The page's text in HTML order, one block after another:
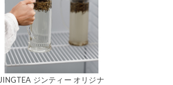
JINGTEA ジンティー オリジナ